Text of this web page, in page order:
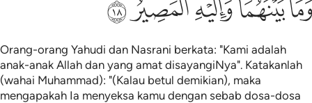
ﱟﱠﱡﱢﱣﱤ
Orang-orang Yahudi dan Nasrani berkata: "Kami adalah
anak-anak Allah dan yang amat disayangiNya". Katakanlah
(wahai Muhammad): "(Kalau betul demikian), maka
mengapakah Ia menyeksa kamu dengan sebab dosa-dosa